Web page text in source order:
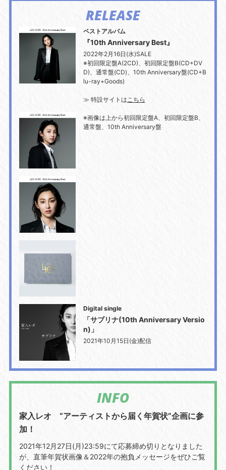
RELEASE
ベストアルバム
『10th Anniversary Best』
2022年2月16日(水)SALE
※初回限定盤A(2CD)、初回限定盤B(CD+DV
D)、通常盤(CD)、10th Anniversary盤(CD+B
lu-ray+Goods)​
≫ 特設サイトはこちら
※画像は上から初回限定盤A、初回限定盤B、
通常盤、10th Anniversary盤
Digital single
「サブリナ(10th Anniversary Versio
n)」
2021年10月15日(金)配信
INFO
家入レオ “アーティストから届く年賀状”企画に参
加！
2021年12月27日(月)23:59にて応募締め切りとなりました
が、直筆年賀状画像＆2022年の抱負メッセージをぜひご覧
ください！